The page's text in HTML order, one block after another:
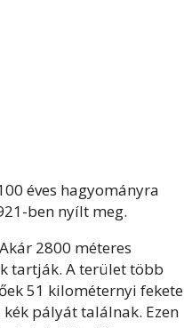
éves hagyományra
ben nyílt meg.
2800 méteres
tartják. A terület több
51 kilométernyi fekete
pályát találnak. Ezen